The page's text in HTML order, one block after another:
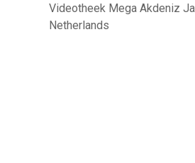
Videotheek Mega Akdeniz
Netherlands